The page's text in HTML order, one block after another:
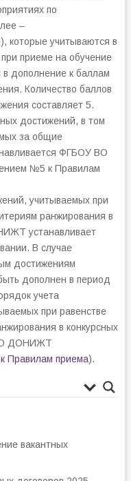
по
–
которые учитываются в
приеме на обучение
дополнение к баллам
Количество баллов
составляет 5.
достижений, в том
за общие
ФГБОУ ВО
№5 к Правилам
учитываемых при
ранжирования в
устанавливает
В случае
достижениям
дополнен в период
учета
при равенстве
в конкурсных
ДОНИЖТ
Правилам приема).
вакантных